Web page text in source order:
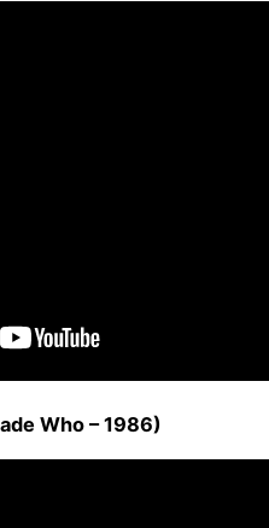
Who – 1986)